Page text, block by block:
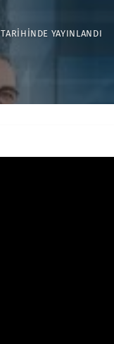
TARIHINDE YAYINLANDI